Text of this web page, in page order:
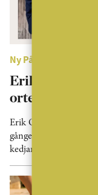
Ny På Jobbet
Erik Olsson
orter
Erik Olsson
gången ansluter sex
kedjan etablerar ett